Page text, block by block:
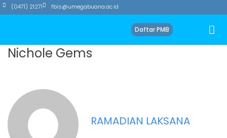
(0471) 21271 fbis@umegabuana.ac.id
Daftar PMB
Nichole Gems
RAMADIAN LAKSANA